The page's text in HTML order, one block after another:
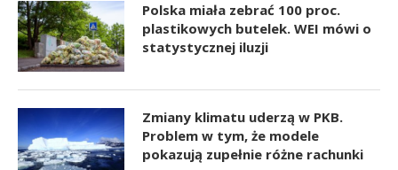
Polska miała zebrać 100 proc.
plastikowych butelek. WEI mówi o
statystycznej iluzji
Zmiany klimatu uderzą w PKB.
Problem w tym, że modele
pokazują zupełnie różne rachunki